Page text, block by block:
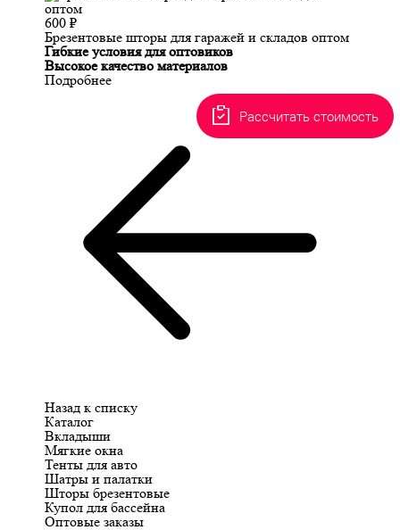
600 ₽
Брезентовые шторы для гаражей и складов оптом
Гибкие условия для оптовиков
Высокое качество материалов
Подробнее
Назад к списку
Каталог
Вкладыши
Мягкие окна
Тенты для авто
Шатры и палатки
Шторы брезентовые
Купол для бассейна
Оптовые заказы
Рассчитать стоимость